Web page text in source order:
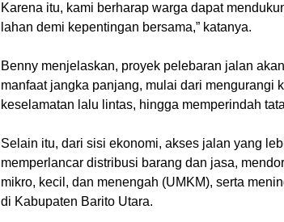
Karena itu, kami berharap warga dapat
lahan demi kepentingan bersama,” katanya.
Benny menjelaskan, proyek pelebaran jalan
manfaat jangka panjang, mulai dari mengurangi
keselamatan lalu lintas, hingga memperindah
Selain itu, dari sisi ekonomi, akses jalan yang
memperlancar distribusi barang dan jasa,
mikro, kecil, dan menengah (UMKM), serta
di Kabupaten Barito Utara.